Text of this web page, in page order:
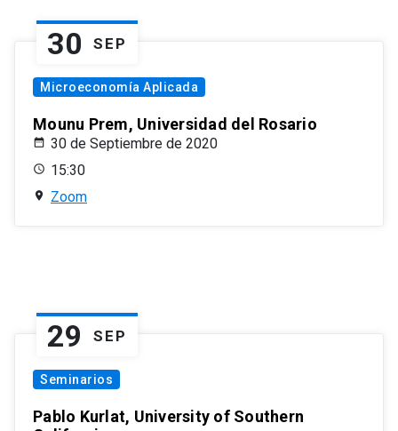
30 SEP
Microeconomía Aplicada
Mounu Prem, Universidad del Rosario
30 de Septiembre de 2020
15:30
Zoom
29 SEP
Seminarios
Pablo Kurlat, University of Southern